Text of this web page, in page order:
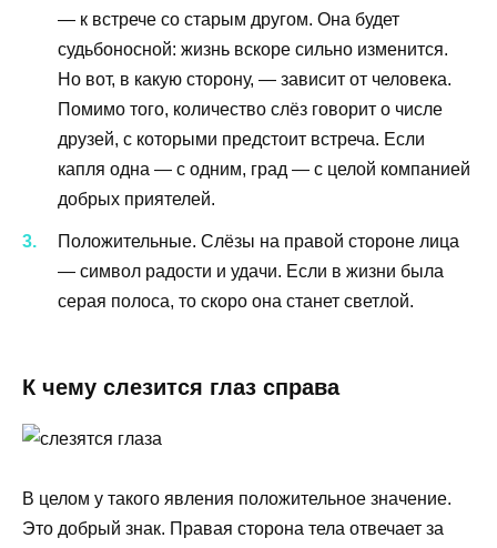
— к встрече со старым другом. Она будет
судьбоносной: жизнь вскоре сильно изменится.
Но вот, в какую сторону, — зависит от человека.
Помимо того, количество слёз говорит о числе
друзей, с которыми предстоит встреча. Если
капля одна — с одним, град — с целой компанией
добрых приятелей.
Положительные. Слёзы на правой стороне лица
— символ радости и удачи. Если в жизни была
серая полоса, то скоро она станет светлой.
К чему слезится глаз справа
В целом у такого явления положительное значение.
Это добрый знак. Правая сторона тела отвечает за